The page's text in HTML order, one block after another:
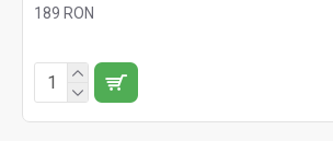
189 RON